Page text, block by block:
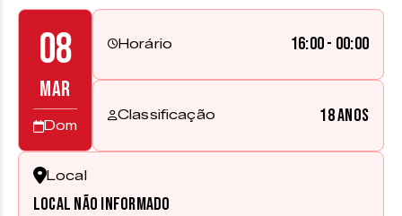
08
MAR
Dom
Horário 16:00 - 00:00
Classificação 18 anos
Local
Local não informado